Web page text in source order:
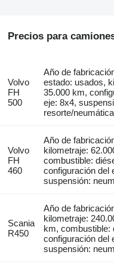
Precios para
Volvo
FH
500
Año de
estado: usados,
35.000 km,
eje: 8x4,
resorte/neumática
Volvo
FH
460
Año de
kilometraje:
combustible:
configuración del
suspensión:
Scania
R450
Año de
kilometraje:
km, combustible:
configuración del
suspensión: